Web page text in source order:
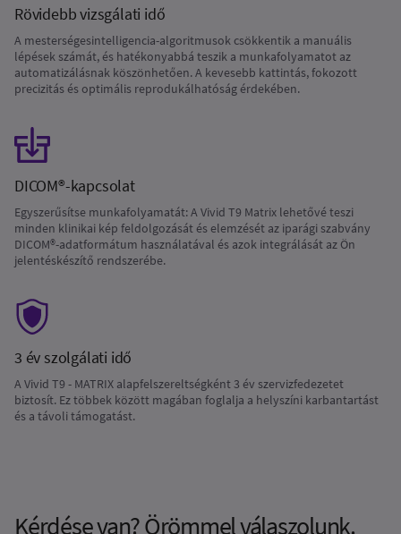
Rövidebb vizsgálati idő
A mesterségesintelligencia-algoritmusok csökkentik a manuális
lépések számát, és hatékonyabbá teszik a munkafolyamatot az
automatizálásnak köszönhetően. A kevesebb kattintás, fokozott
precizitás és optimális reprodukálhatóság érdekében.
DICOM®-kapcsolat
Egyszerűsítse munkafolyamatát: A Vivid T9 Matrix lehetővé teszi
minden klinikai kép feldolgozását és elemzését az iparági szabvány
DICOM®-adatformátum használatával és azok integrálását az Ön
jelentéskészítő rendszerébe.
3 év szolgálati idő
A Vivid T9 - MATRIX alapfelszereltségként 3 év szervizfedezetet
biztosít. Ez többek között magában foglalja a helyszíni karbantartást
és a távoli támogatást.
Kérdése van? Örömmel válaszolunk.